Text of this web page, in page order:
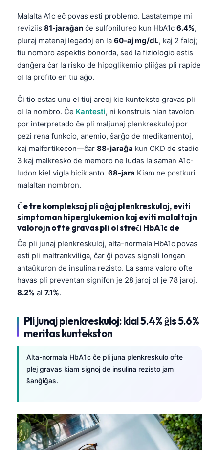
Malalta A1c eĉ povas esti problemo. Lastatempe mi
reviziis 81-jaraĝan ĉe sulfonilureo kun HbA1c 6.4%,
pluraj matenaj legadoj en la 60-aj mg/dL, kaj 2 faloj;
tiu nombro aspektis bonorda, sed la fiziologio estis
danĝera ĉar la risko de hipoglikemio pliiĝas pli rapide
ol la profito en tiu aĝo.
Ĉi tio estas unu el tiuj areoj kie kunteksto gravas pli
ol la nombro. Ĉe Kantesti, ni konstruis nian tavolon
por interpretado ĉe pli maljunaj plenkreskuloj por
pezi rena funkcio, anemio, ŝarĝo de medikamentoj,
kaj malfortikecon—ĉar 88-jaraĝa kun CKD de stadio
3 kaj malkresko de memoro ne ludas la saman A1c-
ludon kiel vigla biciklanto. 68-jara Kiam ne postkuri
malaltan nombron.
Ĉe tre kompleksaj pli aĝaj plenkreskuloj, eviti
simptoman hiperglukemion kaj eviti malaltajn
valorojn ofte gravas pli ol streĉi HbA1c de
Ĉe pli junaj plenkreskuloj, alta-normala HbA1c povas
esti pli maltrankviliga, ĉar ĝi povas signali longan
antaŭkuron de insulina rezisto. La sama valoro ofte
havas pli preventan signifon je 28 jaroj ol je 78 jaroj.
8.2% al 7.1%.
Pli junaj plenkreskuloj: kial 5.4% ĝis 5.6%
meritas kuntekston
Alta-normala HbA1c ĉe pli juna plenkreskulo ofte
plej gravas kiam signoj de insulina rezisto jam
ŝanĝiĝas.
Magyar
Shqip
বাংলা
मराठी
తెలుగు
ગુજરાતી
ಕನ್ನಡ
Bahasa Melayu
Tiếng Việt
Tagalog
ဗမာစာ
ភាសាខ្មែរ
Kiswahili
አማርኛ
Українська
O‘zbekcha
Català
Қазақ тілі
Hrvatski
Slovenčina
پښتو
سنڌي